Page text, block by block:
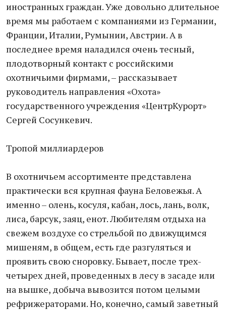
иностранных граждан. Уже довольно длительное
время мы работаем с компаниями из Германии,
Франции, Италии, Румынии, Австрии. А в
последнее время наладился очень тесный,
плодотворный контакт с российскими
охотничьими фирмами, – рассказывает
руководитель направления «Охота»
государственного учреждения «ЦентрКурорт»
Сергей Сосункевич.
Тропой миллиардеров
В охотничьем ассортименте представлена
практически вся крупная фауна Беловежья. А
именно – олень, косуля, кабан, лось, лань, волк,
лиса, барсук, заяц, енот. Любителям отдыха на
свежем воздухе со стрельбой по движущимся
мишеням, в общем, есть где разгуляться и
проявить свою сноровку. Бывает, после трех-
четырех дней, проведенных в лесу в засаде или
на вышке, добыча вывозится потом целыми
рефрижераторами. Но, конечно, самый заветный